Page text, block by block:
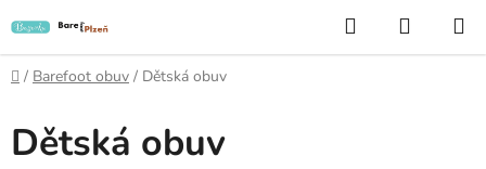
na
obsah
Hledat
KOŠÍK
Domů
/ Barefoot obuv / Dětská obuv
Dětská obuv